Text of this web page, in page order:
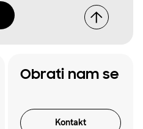
Obrati nam se
Kontakt